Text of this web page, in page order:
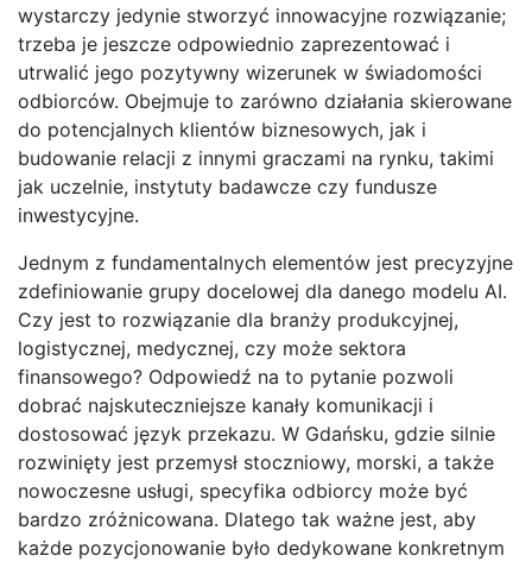
wystarczy jedynie stworzyć innowacyjne rozwiązanie;
trzeba je jeszcze odpowiednio zaprezentować i
utrwalić jego pozytywny wizerunek w świadomości
odbiorców. Obejmuje to zarówno działania skierowane
do potencjalnych klientów biznesowych, jak i
budowanie relacji z innymi graczami na rynku, takimi
jak uczelnie, instytuty badawcze czy fundusze
inwestycyjne.
Jednym z fundamentalnych elementów jest precyzyjne
zdefiniowanie grupy docelowej dla danego modelu AI.
Czy jest to rozwiązanie dla branży produkcyjnej,
logistycznej, medycznej, czy może sektora
finansowego? Odpowiedź na to pytanie pozwoli
dobrać najskuteczniejsze kanały komunikacji i
dostosować język przekazu. W Gdańsku, gdzie silnie
rozwinięty jest przemysł stoczniowy, morski, a także
nowoczesne usługi, specyfika odbiorcy może być
bardzo zróżnicowana. Dlatego tak ważne jest, aby
każde pozycjonowanie było dedykowane konkretnym